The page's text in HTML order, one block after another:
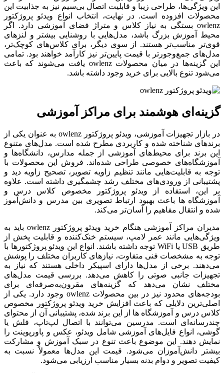
این ویژگی‌ها، طراحی زیبا و قابلیت اتصال بی‌سیم نیز به جذابیت این
محصولات افزوده است. در نهایت، انتخاب انواع ویدئو پروژکتور
owlenz بستگی به نیاز کلاس و متراژ فضای آموزشی دارد. اگر
محیط آموزش بزرگ باشد، مدل‌هایی با روشنایی بیشتر و لنزهای
قوی‌تر مناسب‌تر هستند. از سوی دیگر، برای کلاس‌های کوچک‌تر،
مدل‌های جمع‌وجورتر با قیمت پایین‌تر نیز کارآمد خواهند بود. تمامی
این گزینه‌ها در میان محصولات owlenz یافت می‌شوند که باعث
می‌شود تنوع بالایی برای خرید وجود داشته باشد.
گزینه‌ای هوشمند برای مراکز آموزشی
در بازار تجهیزات آموزشی، ویدئو پروژکتور owlenz به عنوان یکی از
برندهای شناخته شده و کاربردی مطرح شده است. مدل‌های متنوع
این برند برای محیط‌های آموزشی از جمله مدارس، دانشگاه‌ها و
آموزشگاه‌های خصوصی طراحی شده‌اند. فروش این محصولات با
توجه به قابلیت‌هایی مانند تنظیم زاویه تصویر، تصحیح زاویه دید و
پشتیبانی از ورودی‌های مختلف رشد چشمگیری داشته است. علاوه
بر این، استفاده از ویدئو پروژکتور مخصوص کلاس درس و
آموزشگاه ها باعث بهبود ارتباط تصویری بین مدرس و دانش‌آموز
شده و انتقال مفاهیم را آسان‌تر می‌کند.
مدیران مراکز آموزشی هنگام خرید ویدئو پروژکتور owlenz باید به
ویژگی‌هایی مانند عمر لامپ، سیستم خنک‌کننده و قابلیت پخش از
طریق USB یا WiFi توجه داشته باشند. انواع این ویدئو پروژکتورها با
توجه به مشخصات فنی متفاوت، نیازهای کاربران مختلف را پوشش
می‌دهند. برخی از مدل‌ها دارای اسپیکر داخلی هستند که نیاز به
تجهیزات جانبی صوتی را کاهش می‌دهد. بررسی قیمت مدل‌های
مختلف نشان می‌دهد که گزینه‌های مقرون‌به‌صرفه‌ای برای
بودجه‌های محدود نیز در بین محصولات owlenz وجود دارد. یکی از
اصلی‌ترین دلایلی که باعث افزایش خرید ویدئو پروژکتور مخصوص
کلاس درس و آموزشگاه ها از این برند شده، پشتیبانی آن از محتوای
چندرسانه‌ای است. مدرسین می‌توانند با اتصال لپ‌تاپ، فلش یا
گوشی، انواع فایل‌های آموزشی شامل ویدئو، عکس و پاورپوینت را
نمایش دهند. این موضوع باعث تنوع در سبک آموزش و مشارکت
بیشتر دانش‌آموزان می‌شود. قیمت این مدل‌ها معمولاً نسبت به
کیفیت تصویر و دوام بدنه بسیار مناسب ارزیابی می‌شود.